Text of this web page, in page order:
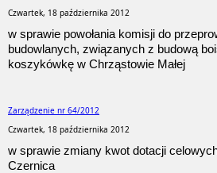
Czwartek, 18 października 2012
w sprawie powołania komisji do
budowlanych, związanych z budową
koszykówkę w Chrząstowie Małej
Zarządzenie nr 64/2012
Czwartek, 18 października 2012
w sprawie zmiany kwot dotacji
Czernica